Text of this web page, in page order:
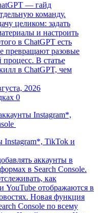
— гайд
команду.
целиком: задать
и настроить
в ChatGPT есть
превращают разовые
В статье
в ChatGPT, чем
2026
0
Instagram*, TikTok и
аккаунты в
в Search Console.
как
YouTube отображаются в
Новая функция
Console по всему